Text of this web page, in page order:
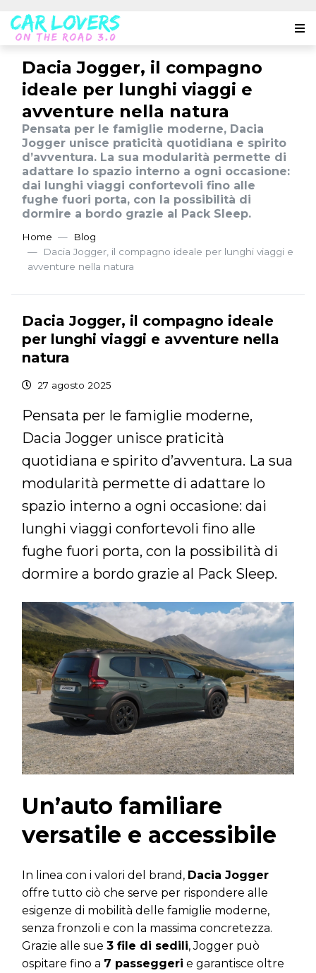
Dacia Jogger, il compagno
ideale per lunghi viaggi e
avventure nella natura
Pensata per le famiglie moderne, Dacia
Jogger unisce praticità quotidiana e spirito
d’avventura. La sua modularità permette di
adattare lo spazio interno a ogni occasione:
dai lunghi viaggi confortevoli fino alle
fughe fuori porta, con la possibilità di
dormire a bordo grazie al Pack Sleep.
Home
Blog
Dacia Jogger, il compagno ideale per lunghi viaggi e
avventure nella natura
Dacia Jogger, il compagno ideale
per lunghi viaggi e avventure nella
natura
27 agosto 2025
Pensata per le famiglie moderne,
Dacia Jogger unisce praticità
quotidiana e spirito d’avventura. La sua
modularità permette di adattare lo
spazio interno a ogni occasione: dai
lunghi viaggi confortevoli fino alle
fughe fuori porta, con la possibilità di
dormire a bordo grazie al Pack Sleep.
Un’auto familiare
versatile e accessibile
In linea con i valori del brand, Dacia Jogger
offre tutto ciò che serve per rispondere alle
esigenze di mobilità delle famiglie moderne,
senza fronzoli e con la massima concretezza.
Grazie alle sue 3 file di sedili, Jogger può
ospitare fino a 7 passeggeri e garantisce oltre